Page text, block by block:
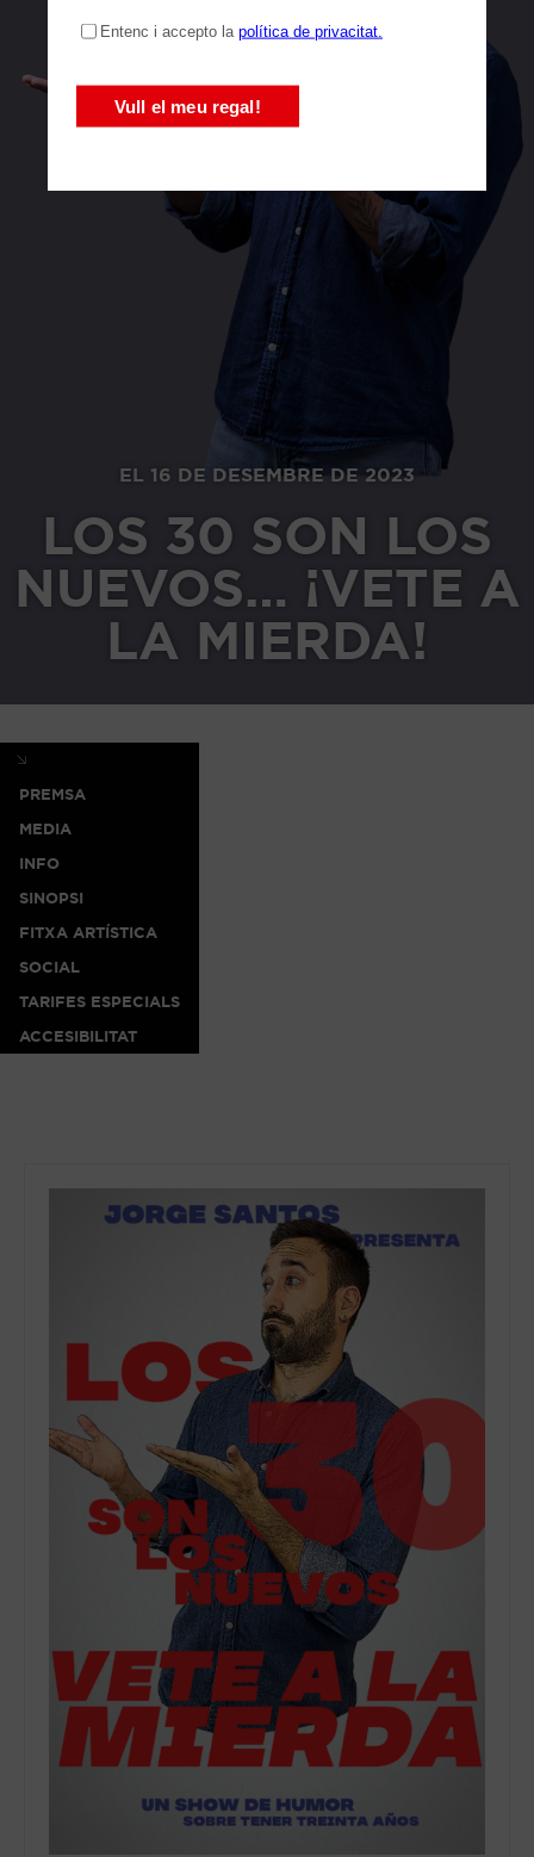
EL 16 DE DESEMBRE DE 2023
LOS 30 SON LOS
NUEVOS… ¡VETE A
LA MIERDA!
PREMSA
MEDIA
INFO
SINOPSI
FITXA ARTÍSTICA
SOCIAL
TARIFES ESPECIALS
ACCESIBILITAT